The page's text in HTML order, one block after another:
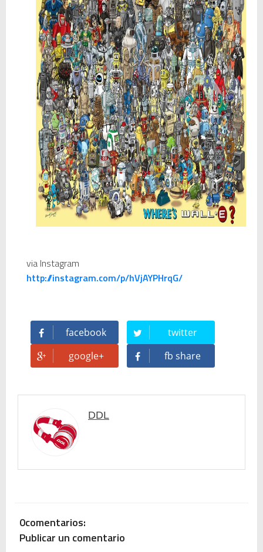
Mi tercer año poniendo ritmo en la Trobada Empresarial al Pirineu 🎧✨
Una noche mágica en el Celler de Raimat
Recordando New Order - Be a Rebel el regreso elegante de una leyenda
Modern Talking: ¿Debe volver el dúo más famoso del eurodisco? La polémica que divide a millones de fans
Carlos Giménez recibe la Gran Cruz de Alfonso X el Sabio: homenaje al maestro de la historieta española
Michael Jackson en el cine: opinión personal sobre la película Michael
El resurgimiento del vinilo en Japón: un Regreso a los surcos y a la textura analógica
Nova temporada 5 de Deejays de Lleida
via Instagram
http://instagram.com/p/hVjAYPHrqG/
facebook
twitter
google+
fb share
DDL
0comentarios:
Publicar un comentario